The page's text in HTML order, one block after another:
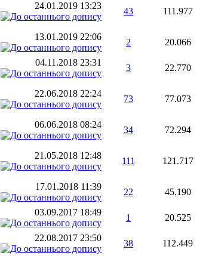
24.01.2019 13:23
43 111.977
13.01.2019 22:06
2
20.066
04.11.2018 23:31
3
22.770
22.06.2018 22:24
73 77.073
06.06.2018 08:24
34
72.294
21.05.2018 12:48
111 121.717
17.01.2018 11:39
22
45.190
03.09.2017 18:49
1
20.525
22.08.2017 23:50
38 112.449